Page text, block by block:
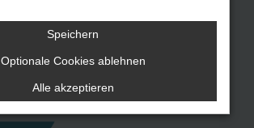
KONTAKT
Speichern
Optionale Cookies ablehnen
Alle akzeptieren